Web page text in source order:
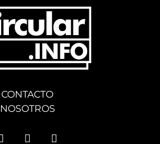
CONTACTO
NOSOTROS